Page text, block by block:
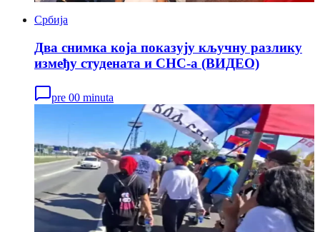
Србија
Два снимка која показују кључну разлику
између студената и СНС-а (ВИДЕО)
pre 00 minuta